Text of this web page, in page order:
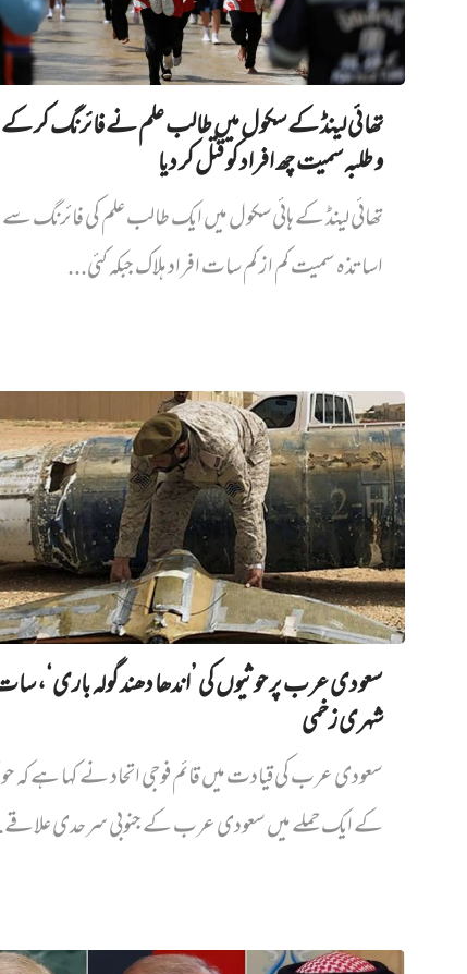
تھائی لینڈ کے سکول میں طالب علم نے فائرنگ کر
و طلبہ سمیت چھ افراد کو قتل کر دیا
تھائی لینڈ کے ہائی سکول میں ایک طالب علم کی فائرنگ سے
اساتذہ سمیت کم از کم سات افراد ہلاک جبکہ کئی...
سعودی عرب پر حوثیوں کی ’اندھا دھند گولہ باری‘،
شہری زخمی
سعودی عرب کی قیادت میں قائم فوجی اتحاد نے کہا ہے کہ
کے ایک حملے میں سعودی عرب کے جنوبی سرحدی